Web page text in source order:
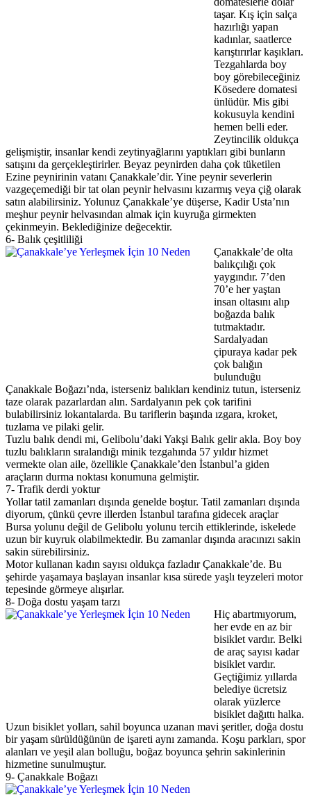
taşar. Kış için salça
hazırlığı yapan
kadınlar, saatlerce
karıştırırlar kaşıkları.
Tezgahlarda boy
boy görebileceğiniz
Kösedere domatesi
ünlüdür. Mis gibi
kokusuyla kendini
hemen belli eder.
Zeytincilik oldukça
gelişmiştir, insanlar kendi zeytinyağlarını yaptıkları gibi bunların
satışını da gerçekleştirirler. Beyaz peynirden daha çok tüketilen
Ezine peynirinin vatanı Çanakkale’dir. Yine peynir severlerin
vazgeçemediği bir tat olan peynir helvasını kızarmış veya çiğ olarak
satın alabilirsiniz. Yolunuz Çanakkale’ye düşerse, Kadir Usta’nın
meşhur peynir helvasından almak için kuyruğa girmekten
çekinmeyin. Beklediğinize değecektir.
6- Balık çeşitliliği
Çanakkale’de olta
balıkçılığı çok
yaygındır. 7’den
70’e her yaştan
insan oltasını alıp
boğazda balık
tutmaktadır.
Sardalyadan
çipuraya kadar pek
çok balığın
bulunduğu
Çanakkale Boğazı’nda, isterseniz balıkları kendiniz tutun, isterseniz
taze olarak pazarlardan alın. Sardalyanın pek çok tarifini
bulabilirsiniz lokantalarda. Bu tariflerin başında ızgara, kroket,
tuzlama ve pilaki gelir.
Tuzlu balık dendi mi, Gelibolu’daki Yakşi Balık gelir akla. Boy boy
tuzlu balıkların sıralandığı minik tezgahında 57 yıldır hizmet
vermekte olan aile, özellikle Çanakkale’den İstanbul’a giden
araçların durma noktası konumuna gelmiştir.
7- Trafik derdi yoktur
Yollar tatil zamanları dışında genelde boştur. Tatil zamanları dışında
diyorum, çünkü çevre illerden İstanbul tarafına gidecek araçlar
Bursa yolunu değil de Gelibolu yolunu tercih ettiklerinde, iskelede
uzun bir kuyruk olabilmektedir. Bu zamanlar dışında aracınızı sakin
sakin sürebilirsiniz.
Motor kullanan kadın sayısı oldukça fazladır Çanakkale’de. Bu
şehirde yaşamaya başlayan insanlar kısa sürede yaşlı teyzeleri motor
tepesinde görmeye alışırlar.
8- Doğa dostu yaşam tarzı
Hiç abartmıyorum,
her evde en az bir
bisiklet vardır. Belki
de araç sayısı kadar
bisiklet vardır.
Geçtiğimiz yıllarda
belediye ücretsiz
olarak yüzlerce
bisiklet dağıttı halka.
Uzun bisiklet yolları, sahil boyunca uzanan mavi şeritler, doğa dostu
bir yaşam sürüldüğünün de işareti aynı zamanda. Koşu parkları, spor
alanları ve yeşil alan bolluğu, boğaz boyunca şehrin sakinlerinin
hizmetine sunulmuştur.
9- Çanakkale Boğazı